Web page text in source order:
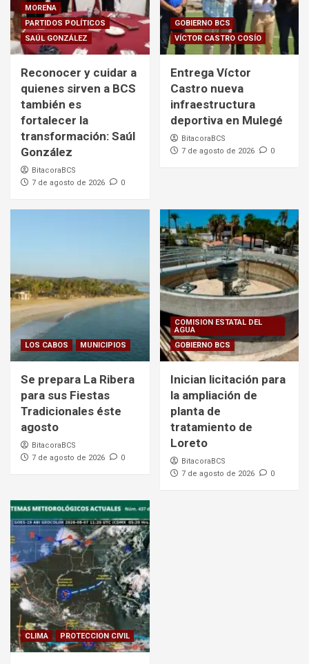
MORENA
PARTIDOS POLÍTICOS
SAÚL GONZÁLEZ
Reconocer y cuidar a
quienes sirven a BCS
también es
fortalecer la
transformación: Saúl
González
BitacoraBCS
7 de agosto de 2026
0
GOBIERNO BCS
VÍCTOR CASTRO COSÍO
Entrega Víctor
Castro nueva
infraestructura
deportiva en Mulegé
BitacoraBCS
7 de agosto de 2026
0
LOS CABOS MUNICIPIOS
Se prepara La Ribera
para sus Fiestas
Tradicionales éste
agosto
BitacoraBCS
7 de agosto de 2026
0
COMISION ESTATAL DEL
AGUA
GOBIERNO BCS
Inician licitación para
la ampliación de
planta de
tratamiento de
Loreto
BitacoraBCS
7 de agosto de 2026
0
CLIMA PROTECCION CIVIL